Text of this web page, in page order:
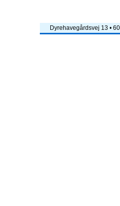
Dyrehavegårdsvej 13 •